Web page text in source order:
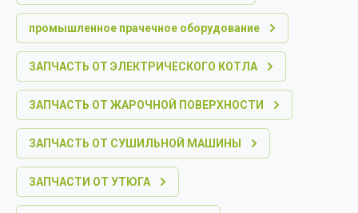
промышленное прачечное оборудование
ЗАПЧАСТЬ ОТ ЭЛЕКТРИЧЕСКОГО КОТЛА
ЗАПЧАСТЬ ОТ ЖАРОЧНОЙ ПОВЕРХНОСТИ
ЗАПЧАСТЬ ОТ СУШИЛЬНОЙ МАШИНЫ
ЗАПЧАСТИ ОТ УТЮГА